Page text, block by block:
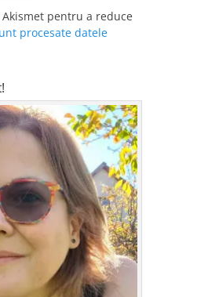
pentru a reduce
procesate datele